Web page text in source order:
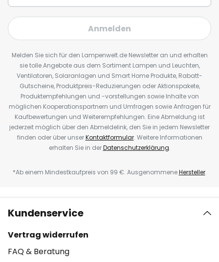
Anmelden
Melden Sie sich für den Lampenwelt.de Newsletter an und erhalten
sie tolle Angebote aus dem Sortiment Lampen und Leuchten,
Ventilatoren, Solaranlagen und Smart Home Produkte, Rabatt-
Gutscheine, Produktpreis-Reduzierungen oder Aktionspakete,
Produktempfehlungen und -vorstellungen sowie Inhalte von
möglichen Kooperationspartnern und Umfragen sowie Anfragen für
Kaufbewertungen und Weiterempfehlungen. Eine Abmeldung ist
jederzeit möglich über den Abmeldelink, den Sie in jedem Newsletter
finden oder über unserKontaktformular. Weitere Informationen
erhalten Sie in derDatenschutzerklärung.
*Ab einem Mindestkaufpreis von 99 €. AusgenommeneHersteller.
Kundenservice
Vertrag widerrufen
FAQ & Beratung